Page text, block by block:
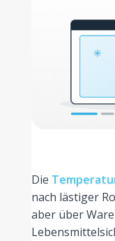
Die
nach lästiger
aber über